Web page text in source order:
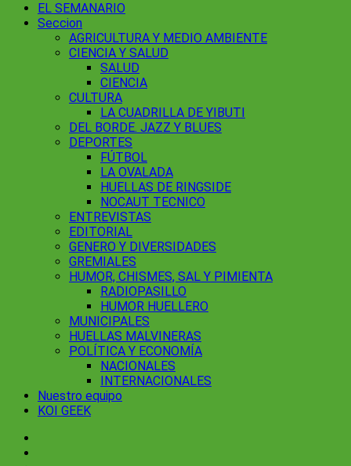
EL SEMANARIO
Seccion
AGRICULTURA Y MEDIO AMBIENTE
CIENCIA Y SALUD
SALUD
CIENCIA
CULTURA
LA CUADRILLA DE YIBUTI
DEL BORDE. JAZZ Y BLUES
DEPORTES
FÚTBOL
LA OVALADA
HUELLAS DE RINGSIDE
NOCAUT TECNICO
ENTREVISTAS
EDITORIAL
GENERO Y DIVERSIDADES
GREMIALES
HUMOR, CHISMES, SAL Y PIMIENTA
RADIOPASILLO
HUMOR HUELLERO
MUNICIPALES
HUELLAS MALVINERAS
POLÍTICA Y ECONOMÍA
NACIONALES
INTERNACIONALES
Nuestro equipo
KOI GEEK